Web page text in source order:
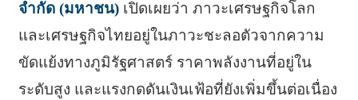
จำกัด (มหาชน)เปิดเผยว่า ภาวะเศรษฐกิจโลก
และเศรษฐกิจไทยอยู่ในภาวะชะลอตัวจากความ
ขัดแย้งทางภูมิรัฐศาสตร์ ราคาพลังงานที่อยู่ใน
ระดับสูง และแรงกดดันเงินเฟ้อที่ยังเพิ่มขึ้นต่อเนื่อง